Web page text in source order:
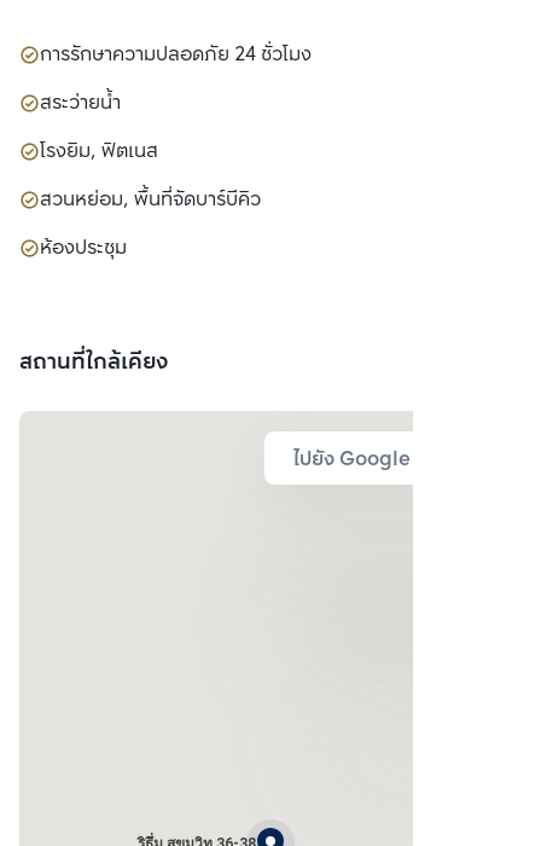
การรักษาความปลอดภัย 24 ชั่วโมง
สระว่ายน้ำ
โรงยิม, ฟิตเนส
สวนหย่อม, พื้นที่จัดบาร์บีคิว
ห้องประชุม
สถานที่ใกล้เคียง
ไปยัง Google Map